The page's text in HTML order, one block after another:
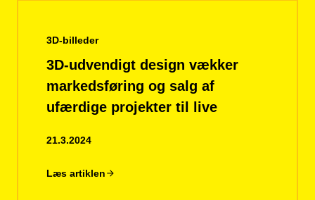
3D-billeder
3D-udvendigt design vækker
markedsføring og salg af
ufærdige projekter til live
21.3.2024
Læs artiklen